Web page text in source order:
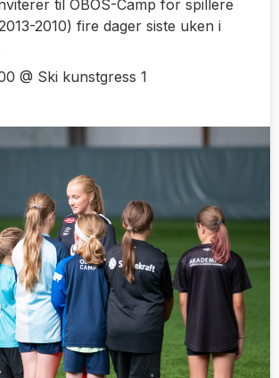
til OBOS-Camp for spillere
2010) fire dager siste uken i
@ Ski kunstgress 1